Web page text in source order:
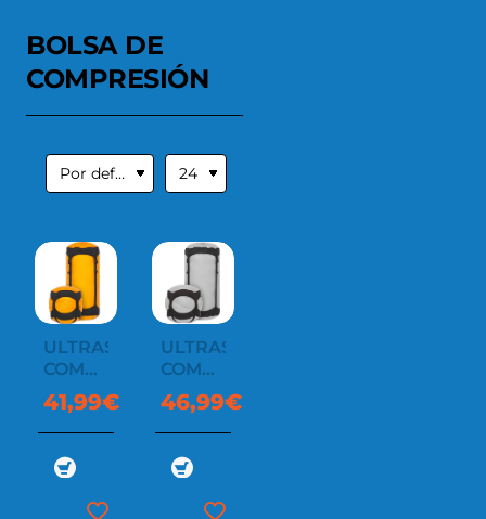
BOLSA DE
COMPRESIÓN
ULTRASIL
COMPRESSION
SACK
13L
41,99€
ULTRASIL
COMPRESSION
SACK
20L
46,99€